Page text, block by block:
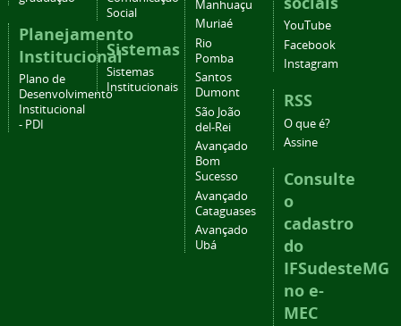
Planejamento
Institucional
Plano de
Desenvolvimento
Institucional
- PDI
Social
Sistemas
Sistemas
Institucionais
Manhuaçu
Muriaé
Rio
Pomba
Santos
Dumont
São João
del-Rei
Avançado
Bom
Sucesso
Avançado
Cataguases
Avançado
Ubá
YouTube
Facebook
Instagram
RSS
O que é?
Assine
Consulte
o
cadastro
do
IFSudesteMG
no e-
MEC